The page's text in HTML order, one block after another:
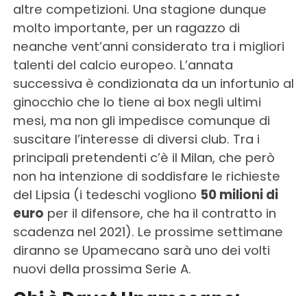
altre competizioni. Una stagione dunque
molto importante, per un ragazzo di
neanche vent’anni considerato tra i migliori
talenti del calcio europeo. L’annata
successiva è condizionata da un infortunio al
ginocchio che lo tiene ai box negli ultimi
mesi, ma non gli impedisce comunque di
suscitare l’interesse di diversi club. Tra i
principali pretendenti c’è il Milan, che però
non ha intenzione di soddisfare le richieste
del Lipsia (i tedeschi vogliono 50 milioni di
euro per il difensore, che ha il contratto in
scadenza nel 2021). Le prossime settimane
diranno se Upamecano sarà uno dei volti
nuovi della prossima Serie A.